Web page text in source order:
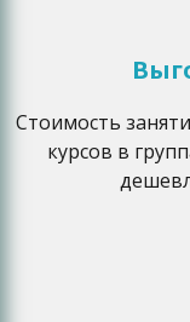
Стоимость
курсов в